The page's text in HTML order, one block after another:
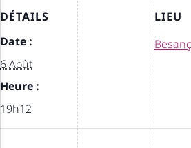
DÉTAILS
Date :
6 Août
Heure :
19h12
LIEU